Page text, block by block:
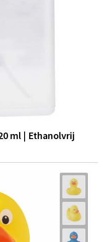
ml | Ethanolvrij